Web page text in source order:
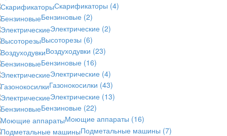
Скарификаторы (4)
Бензиновые (2)
Электрические (2)
Высоторезы (6)
Воздуходувки (23)
Бензиновые (16)
Электрические (4)
Газонокосилки (43)
Электрические (13)
Бензиновые (22)
Моющие аппараты (16)
Подметальные машины (7)